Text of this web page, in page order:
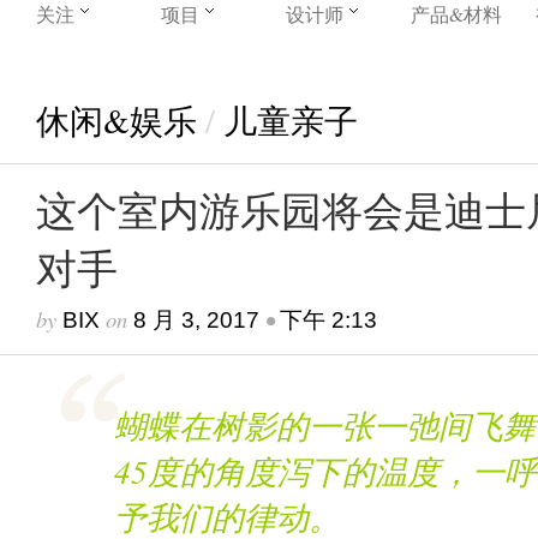
关注 项目 设计师 产品&材料
休闲&娱乐 / 儿童亲子
这个室内游乐园将会是迪
对手
by BIX on 8 月 3, 2017 •下午 2:13
蝴蝶在树影的一张一弛间飞
45度的角度泻下的温度，一
予我们的律动。